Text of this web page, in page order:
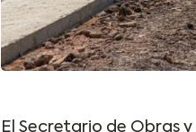
El Secretario de Obras